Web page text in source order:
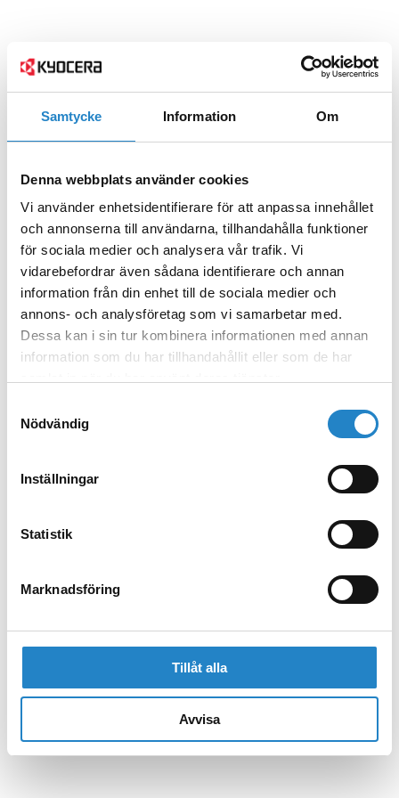
Samtycke Information Om
Denna webbplats använder cookies
Vi använder enhetsidentifierare för att anpassa innehållet
och annonserna till användarna, tillhandahålla funktioner
för sociala medier och analysera vår trafik. Vi
vidarebefordrar även sådana identifierare och annan
information från din enhet till de sociala medier och
annons- och analysföretag som vi samarbetar med.
Dessa kan i sin tur kombinera informationen med annan
information som du har tillhandahållit eller som de har
Nödvändig
Inställningar
Statistik
Marknadsföring
Tillåt alla
Avvisa